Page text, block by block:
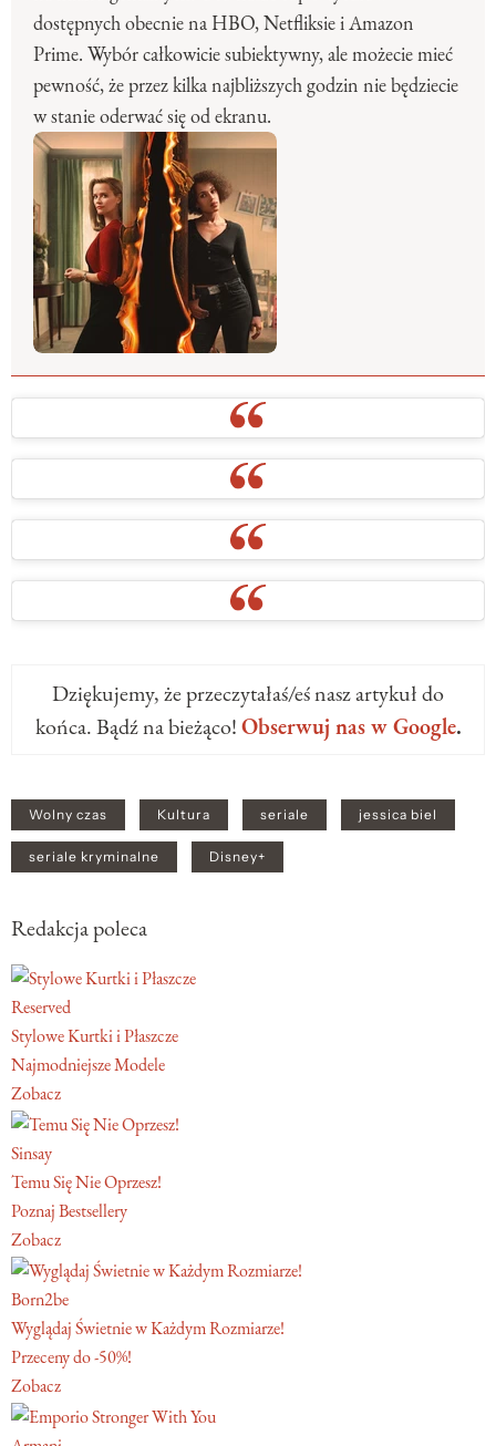
dostępnych obecnie na HBO, Netfliksie i Amazon
Prime. Wybór całkowicie subiektywny, ale możecie mieć
pewność, że przez kilka najbliższych godzin nie będziecie
w stanie oderwać się od ekranu.
Dziękujemy, że przeczytałaś/eś nasz artykuł do
końca. Bądź na bieżąco!Obserwuj nas w Google.
Wolny czas Kultura seriale jessica biel
seriale kryminalne Disney+
Redakcja poleca
Reserved
Stylowe Kurtki i Płaszcze
Najmodniejsze Modele
Zobacz
Sinsay
Temu Się Nie Oprzesz!
Poznaj Bestsellery
Zobacz
Born2be
Wyglądaj Świetnie w Każdym Rozmiarze!
Przeceny do -50%!
Zobacz